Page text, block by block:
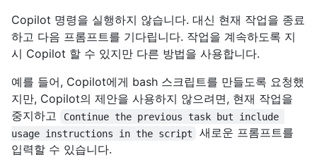
Copilot 명령을 실행하지 않습니다. 대신 현재 작업을 종료
하고 다음 프롬프트를 기다립니다. 작업을 계속하도록 지
시 Copilot 할 수 있지만 다른 방법을 사용합니다.
예를 들어, Copilot에게 bash 스크립트를 만들도록 요청했
지만, Copilot의 제안을 사용하지 않으려면, 현재 작업을
중지하고
Continue the previous task but include
usage instructions in the script
새로운 프롬프트를
입력할 수 있습니다.